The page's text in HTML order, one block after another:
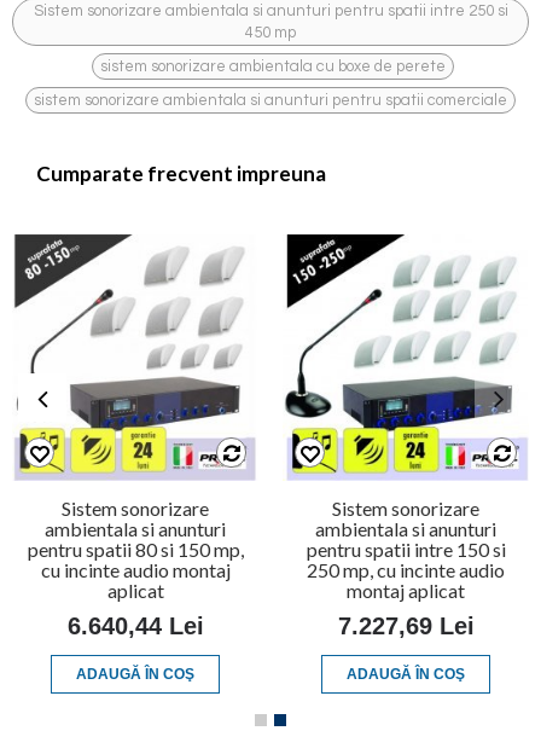
Sistem sonorizare ambientala si anunturi pentru spatii intre 250 si
450 mp
sistem sonorizare ambientala cu boxe de perete
sistem sonorizare ambientala si anunturi pentru spatii comerciale
Cumparate frecvent impreuna
Sistem sonorizare
ambientala si anunturi
pentru spatii 80 si 150 mp,
cu incinte audio montaj
aplicat
6.640,44 Lei
ADAUGĂ ÎN COŞ
Sistem sonorizare
ambientala si anunturi
pentru spatii intre 150 si
250 mp, cu incinte audio
montaj aplicat
7.227,69 Lei
ADAUGĂ ÎN COŞ